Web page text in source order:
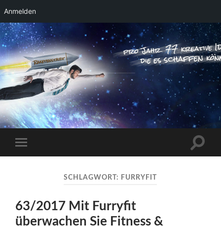
Anmelden
RAKETENSTART
Pro Jahr 77 kreative Ideen, die es schaffen
können ...
Menü
SCHLAGWORT: FURRYFIT
63/2017 Mit Furryfit
überwachen Sie Fitness &